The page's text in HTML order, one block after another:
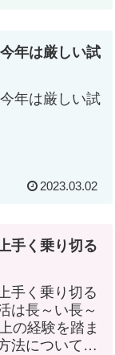
年は厳しい試
年は厳しい試
2023.03.02
手く乗り切る
手く乗り切る
は長～い長～
の経験を踏ま
法について考